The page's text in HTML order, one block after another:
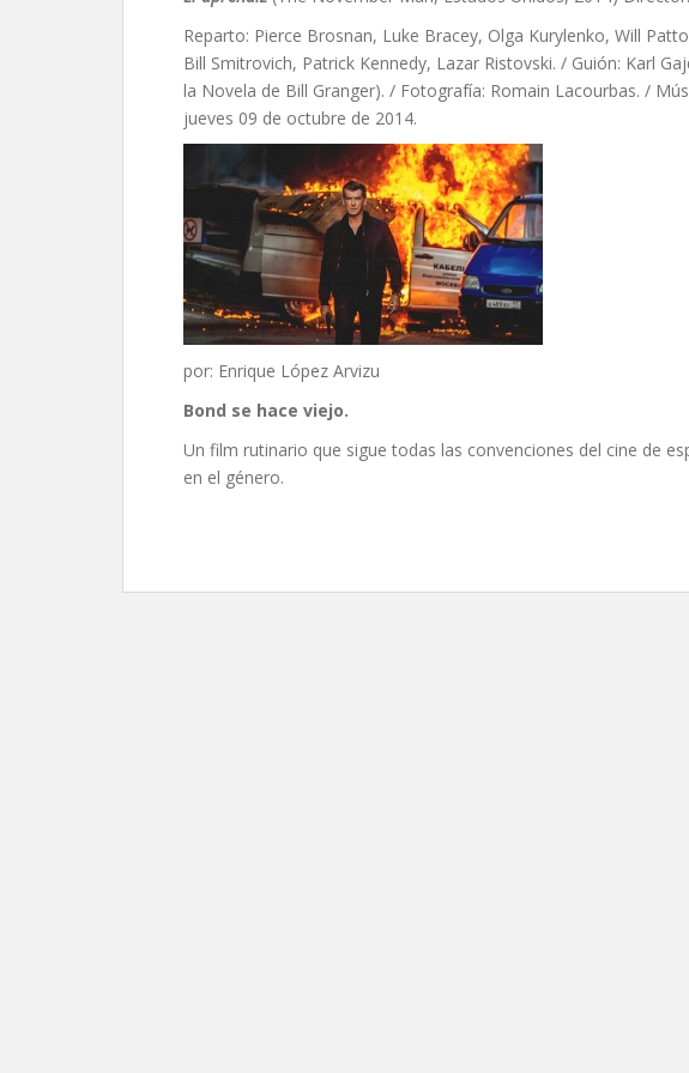
Reparto: Pierce Brosnan, Luke Bracey, Olga Kurylenko, Will
Bill Smitrovich, Patrick Kennedy, Lazar Ristovski. / Guión: Karl
la Novela de Bill Granger). / Fotografía: Romain Lacourbas. /
jueves 09 de octubre de 2014.
por: Enrique López Arvizu
Bond se hace viejo.
Un film rutinario que sigue todas las convenciones del cine de
en el género.